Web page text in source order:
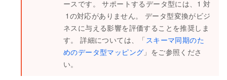
ースです。 サポートするデータ型には、1 対
1の対応がありません。 データ型変換がビジ
ネスに与える影響を評価することを推奨しま
す。 詳細については、「スキーマ同期のた
めのデータ型マッピング 」をご参照くださ
い。